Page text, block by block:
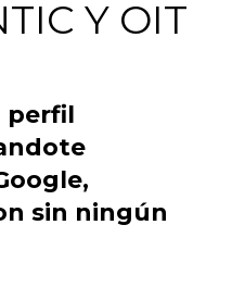
Y OIT
perfil
sin ningún